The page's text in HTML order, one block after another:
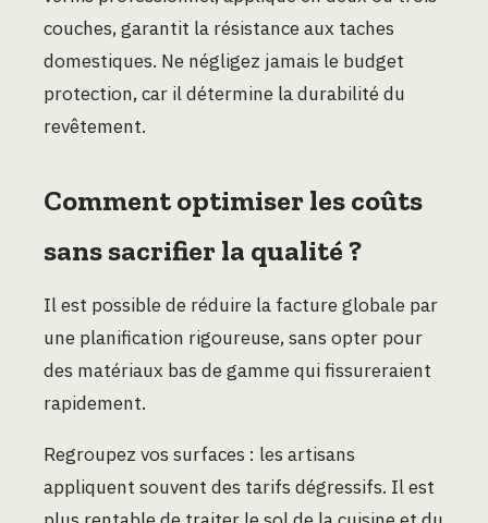
couches, garantit la résistance aux taches
domestiques. Ne négligez jamais le budget
protection, car il détermine la durabilité du
revêtement.
Comment optimiser les coûts
sans sacrifier la qualité ?
Il est possible de réduire la facture globale par
une planification rigoureuse, sans opter pour
des matériaux bas de gamme qui fissureraient
rapidement.
Regroupez vos surfaces : les artisans
appliquent souvent des tarifs dégressifs. Il est